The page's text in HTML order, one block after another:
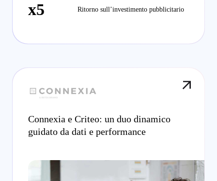
x5 Ritorno sull’investimento pubblicitario
Connexia e Criteo: un duo dinamico
guidato da dati e performance